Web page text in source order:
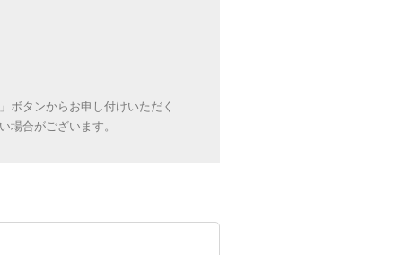
ボタンからお申し付けいただく
場合がございます。